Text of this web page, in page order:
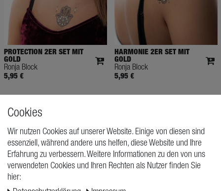
PROTECTION 2ER SET MIT
GOLD
Ronja Block
5,95 €
HARMONIE 2ER SET MIT
GOLD
Ronja Block
5,95 €
Cookies
Wir nutzen Cookies auf unserer Website. Einige von diesen sind
essenziell, während andere uns helfen, diese Website und Ihre
Erfahrung zu verbessern. Weitere Informationen zu den von uns
verwendeten Cookies und Ihren Rechten als Nutzer finden Sie
hier: